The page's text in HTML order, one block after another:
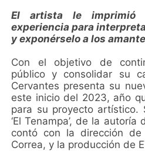
El artista le
experiencia para
y exponérselo a los
Con el objetivo de
público y consolidar su
Cervantes presenta su
este inicio del 2023, año
para su proyecto artístico.
‘El Tenampa’, de la
contó con la dirección
Correa, y la producción de